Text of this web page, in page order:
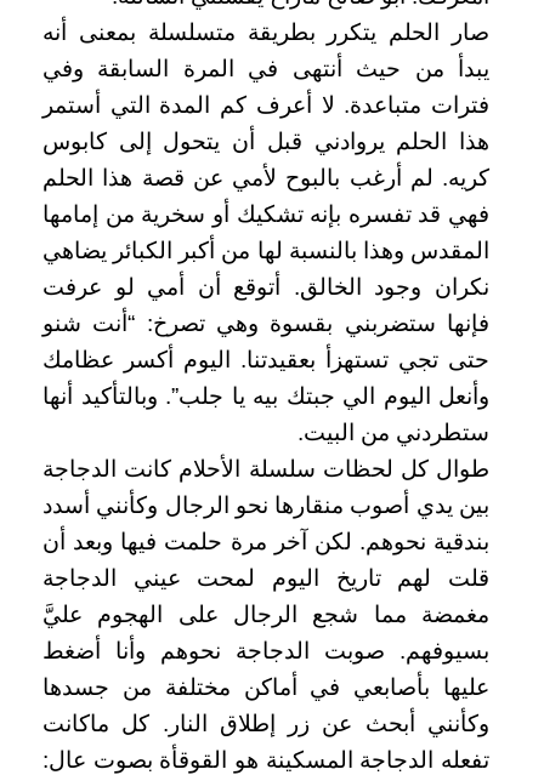
صار الحلم يتكرر بطريقة متسلسلة بمعنى أنه
يبدأ من حيث أنتهى في المرة السابقة وفي
فترات متباعدة. لا أعرف كم المدة التي أستمر
هذا الحلم يروادني قبل أن يتحول إلى كابوس
كريه. لم أرغب بالبوح لأمي عن قصة هذا الحلم
فهي قد تفسره بإنه تشكيك أو سخرية من إمامها
المقدس وهذا بالنسبة لها من أكبر الكبائر يضاهي
نكران وجود الخالق. أتوقع أن أمي لو عرفت
فإنها ستضربني بقسوة وهي تصرخ: “أنت شنو
حتى تجي تستهزأ بعقيدتنا. اليوم أكسر عظامك
وأنعل اليوم الي جبتك بيه يا جلب”. وبالتأكيد أنها
ستطردني من البيت.
طوال كل لحظات سلسلة الأحلام كانت الدجاجة
بين يدي أصوب منقارها نحو الرجال وكأنني أسدد
بندقية نحوهم. لكن آخر مرة حلمت فيها وبعد أن
قلت لهم تاريخ اليوم لمحت عيني الدجاجة
مغمضة مما شجع الرجال على الهجوم عليَّ
بسيوفهم. صوبت الدجاجة نحوهم وأنا أضغط
عليها بأصابعي في أماكن مختلفة من جسدها
وكأنني أبحث عن زر إطلاق النار. كل ماكانت
تفعله الدجاجة المسكينة هو القوقأة بصوت عال: